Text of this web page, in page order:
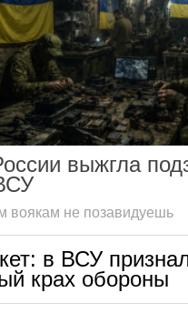
выжгла
воякам не позавидуешь
в ВСУ
крах обороны